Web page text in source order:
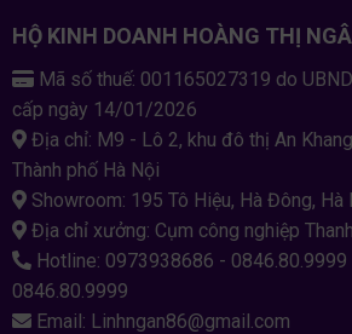
HỘ KINH DOANH HOÀNG THỊ
Mã số thuế: 001165027319 do
cấp ngày 14/01/2026
Địa chỉ: M9 - Lô 2, khu đô thị An
Thành phố Hà Nội
Showroom: 195 Tô Hiệu, Hà Đông, Hà
Địa chỉ xưởng: Cụm công nghiệp
Hotline: 0973938686 - 0846.80.9999
0846.80.9999
Email: Linhngan86@gmail.com